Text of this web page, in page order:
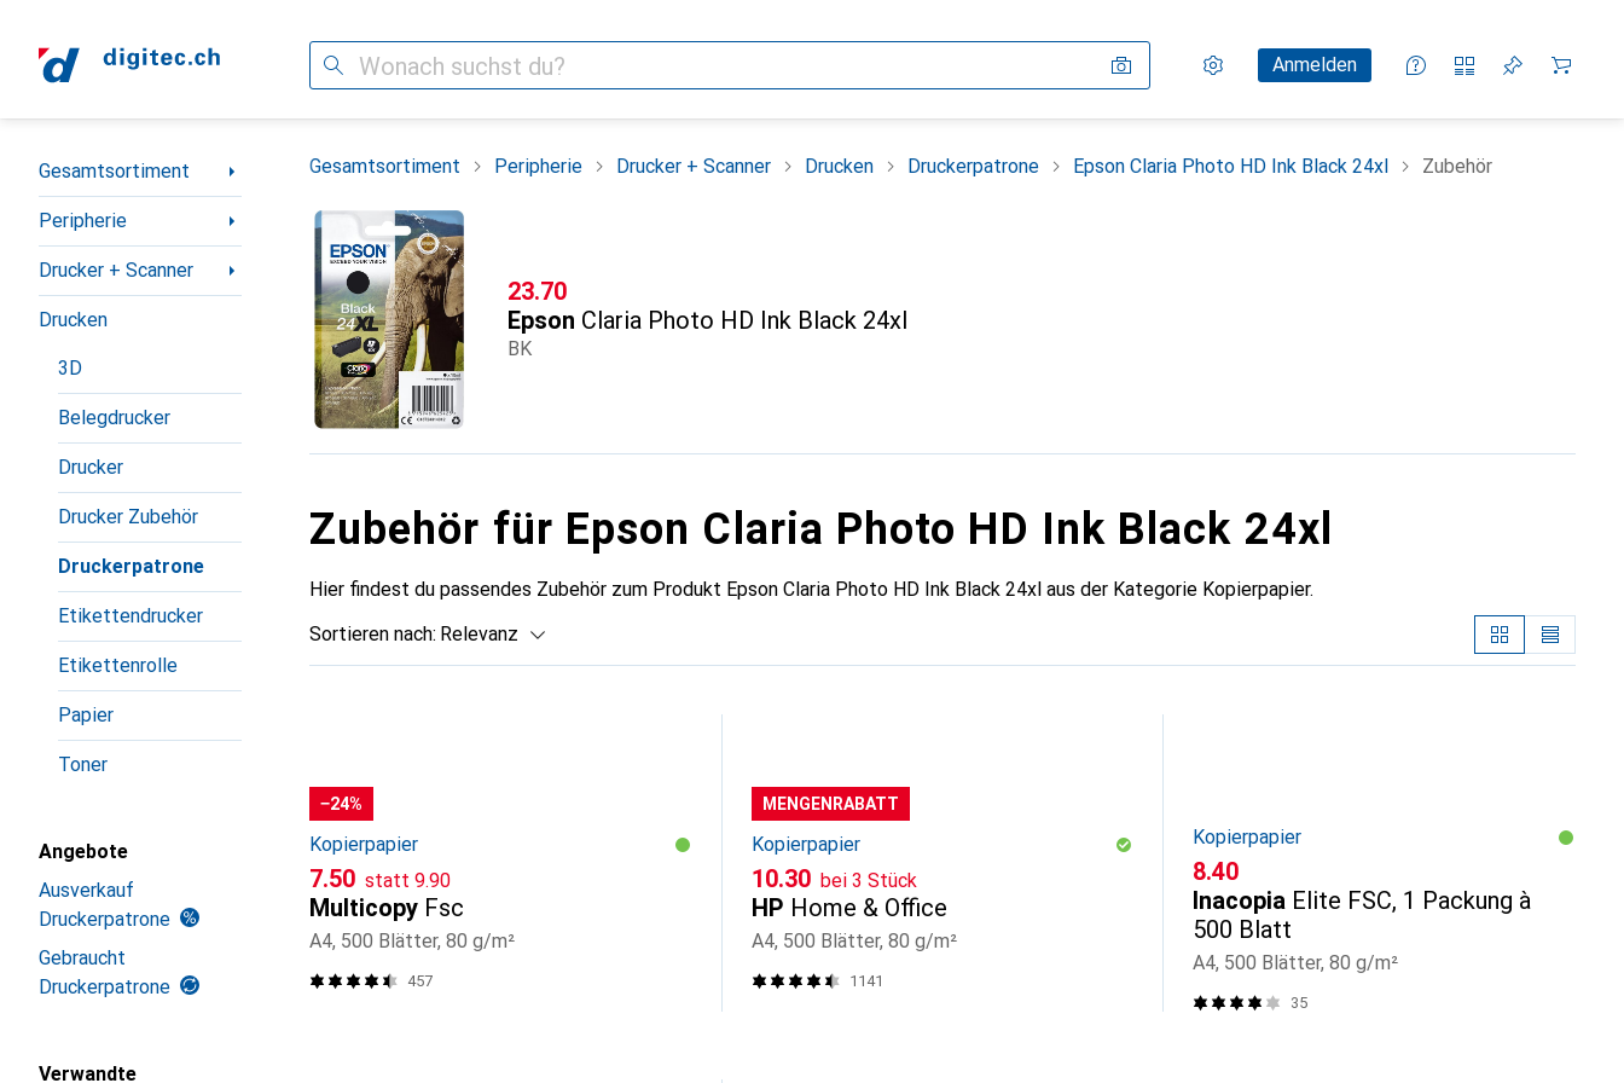
Suche Einstellungen
KundenkontoAnmelden
Vergleichslisten
Merklisten
Warenkorb
Navigation nach Kategorien
Gesamtsortiment
Peripherie
Drucker + Scanner
Drucken
3D
Belegdrucker
Drucker
Drucker Zubehör
Druckerpatrone
Etikettendrucker
Etikettenrolle
Papier
Toner
Angebote
Ausverkauf
Druckerpatrone
Gebraucht
Druckerpatrone
Verwandte
Gesamtsortiment Peripherie Drucker + Scanner Drucken Druckerpatrone Epson Claria Photo HD Ink Black 24xl Zubehör
CHF
23.70
Epson Claria Photo HD Ink Black 24xl
BK
Zubehör für Epson Claria Photo HD Ink Black 24xl
Hier findest du passendes Zubehör zum Produkt Epson Claria Photo HD Ink Black 24xl aus der Kategorie Kopierpapier.
Sortieren nach: Relevanz
−24%
Kopierpapier
CHF
7.50 statt CHF
9.90
Multicopy Fsc
A4, 500 Blätter, 80 g/m²
457
MENGENRABATT
Kopierpapier
CHF
10.30 bei 3 Stück
HP Home & Office
A4, 500 Blätter, 80 g/m²
1141
Kopierpapier
CHF
8.40
Inacopia Elite FSC, 1 Packung à
500 Blatt
A4, 500 Blätter, 80 g/m²
35